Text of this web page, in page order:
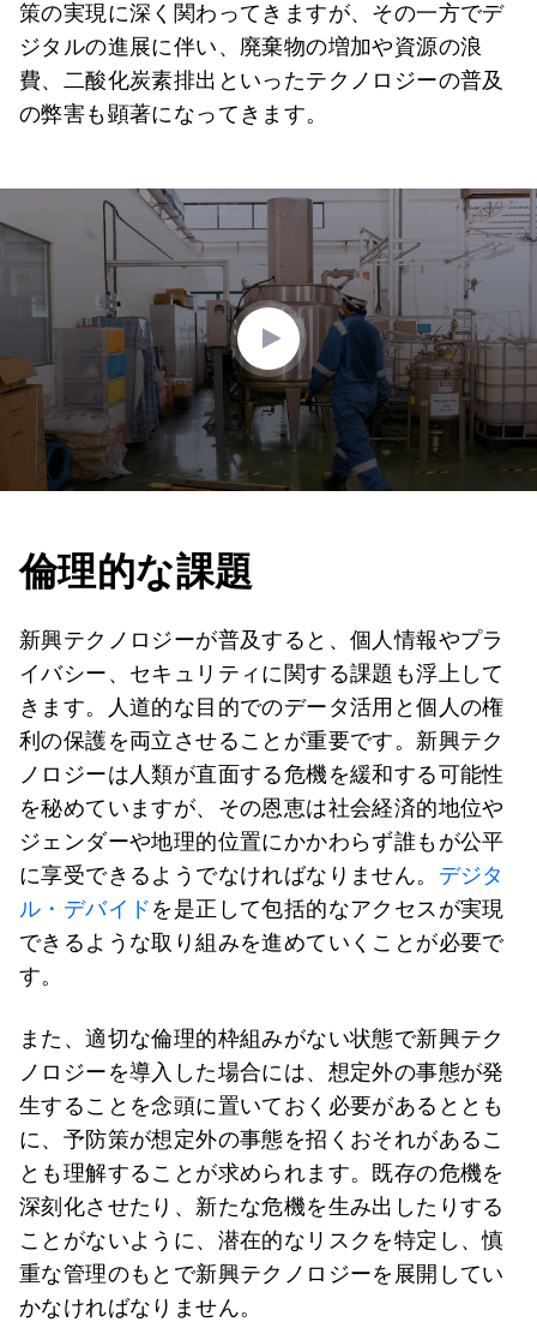
策の実現に深く関わってきますが、その一方でデ
ジタルの進展に伴い、廃棄物の増加や資源の浪
費、二酸化炭素排出といったテクノロジーの普及
の弊害も顕著になってきます。
of
seconds
倫理的な課題
新興テクノロジーが普及すると、個人情報やプラ
イバシー、セキュリティに関する課題も浮上して
きます。人道的な目的でのデータ活用と個人の権
利の保護を両立させることが重要です。新興テク
ノロジーは人類が直面する危機を緩和する可能性
を秘めていますが、その恩恵は社会経済的地位や
ジェンダーや地理的位置にかかわらず誰もが公平
に享受できるようでなければなりません。 デジタ
ル・デバイドを是正して包括的なアクセスが実現
できるような取り組みを進めていくことが必要で
す。
また、適切な倫理的枠組みがない状態で新興テク
ノロジーを導入した場合には、想定外の事態が発
生することを念頭に置いておく必要があるととも
に、予防策が想定外の事態を招くおそれがあるこ
とも理解することが求められます。既存の危機を
深刻化させたり、新たな危機を生み出したりする
ことがないように、潜在的なリスクを特定し、慎
重な管理のもとで新興テクノロジーを展開してい
かなければなりません。